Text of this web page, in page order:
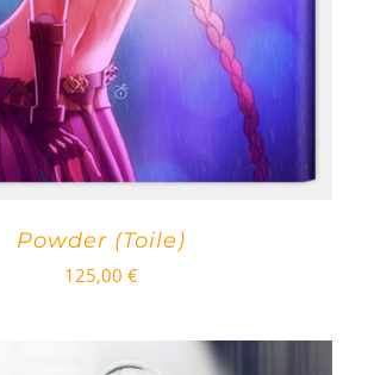
Powder (Toile)
125,00 €